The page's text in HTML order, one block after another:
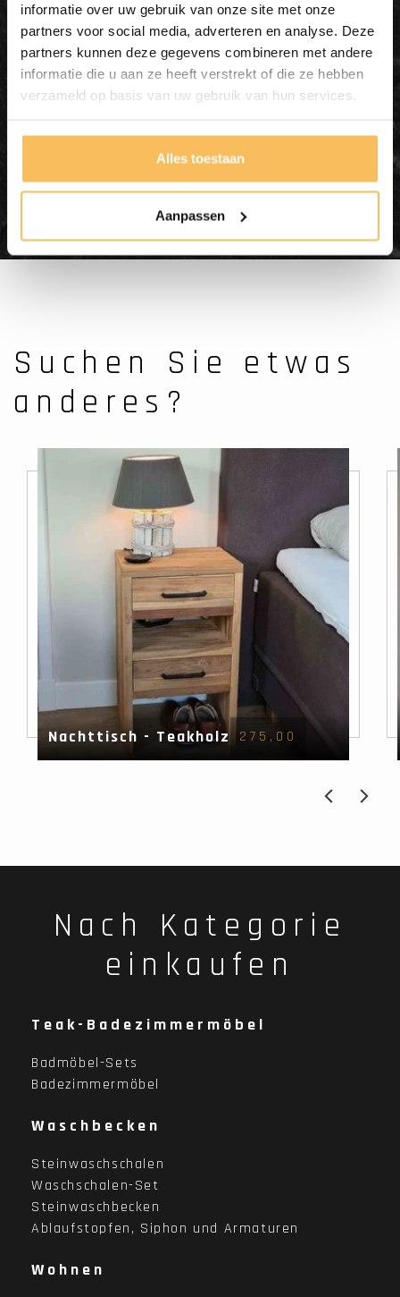
informatie over uw gebruik van onze site met onze
partners voor social media, adverteren en analyse. Deze
partners kunnen deze gegevens combineren met andere
informatie die u aan ze heeft verstrekt of die ze hebben
verzameld op basis van uw gebruik van hun services.
Alles toestaan
Aanpassen
Badezimmermöbel Teakholz
200 cm - Natur
legen
1.575,00
Suchen Sie etwas
anderes?
Nachttisch - Teakholz 275,00
Nach Kategorie
einkaufen
Teak-Badezimmermöbel
Badmöbel-Sets
Badezimmermöbel
Waschbecken
Steinwaschschalen
Waschschalen-Set
Steinwaschbecken
Ablaufstopfen, Siphon und Armaturen
Wohnen